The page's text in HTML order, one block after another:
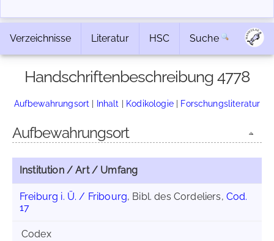
Verzeichnisse Literatur HSC Suche
Handschriftenbeschreibung 4778
Aufbewahrungsort | Inhalt | Kodikologie| Forschungsliteratur
Aufbewahrungsort
Institution / Art / Umfang
Freiburg i. Ü. / Fribourg, Bibl. des Cordeliers, Cod.
17
Codex